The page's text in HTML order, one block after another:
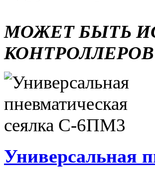
МОЖЕТ БЫТЬ
Универсальная